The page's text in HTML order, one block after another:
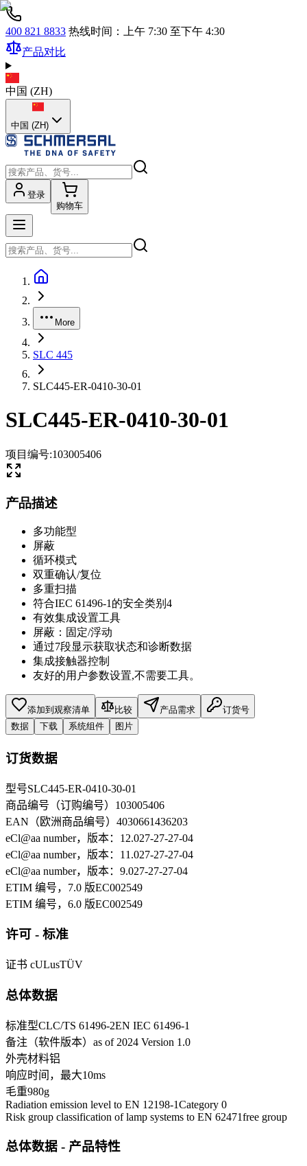
400 821 8833 热线时间：上午 7:30 至下午 4:30
产品对比
中国 (ZH)
中国 (ZH)
登录
购物车
More
SLC 445
SLC445-ER-0410-30-01
SLC445-ER-0410-30-01
项目编号:103005406
产品描述
多功能型
屏蔽
循环模式
双重确认/复位
多重扫描
符合IEC 61496-1的安全类别4
有效集成设置工具
屏蔽：固定/浮动
通过7段显示获取状态和诊断数据
集成接触器控制
友好的用户参数设置,不需要工具。
添加到观察清单 比较 产品需求
订货号
数据
下载 系统组件 图片
订货数据
型号SLC445-ER-0410-30-01
商品编号（订购编号） 103005406
EAN（欧洲商品编号） 4030661436203
eCl@aa number，版本：12.027-27-27-04
eCl@aa number，版本：11.027-27-27-04
eCl@aa number，版本：9.027-27-27-04
ETIM 编号，7.0 版EC002549
ETIM 编号，6.0 版EC002549
许可 - 标准
证书 cULusTÜV
总体数据
标准型CLC/TS 61496-2EN IEC 61496-1
备注（软件版本） as of 2024 Version 1.0
外壳材料铝
响应时间，最大10ms
毛重980g
Radiation emission level to EN 12198-1Category 0
Risk group classification of lamp systems to EN 62471free group
总体数据 - 产品特性